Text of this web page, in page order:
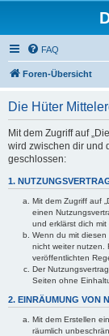
FAQ
Foren-Übersicht
Die Hüter
Mit dem Zugriff auf
wird zwischen dir und
geschlossen:
1.
Mit dem Zugriff auf
einen
und erklärst dich
Wenn du mit
nicht weiter nutzen.
veröffentlichten
Der
Seiten ohne
2. EINRÄUMUNG VON
Mit dem Erstellen
räumlich